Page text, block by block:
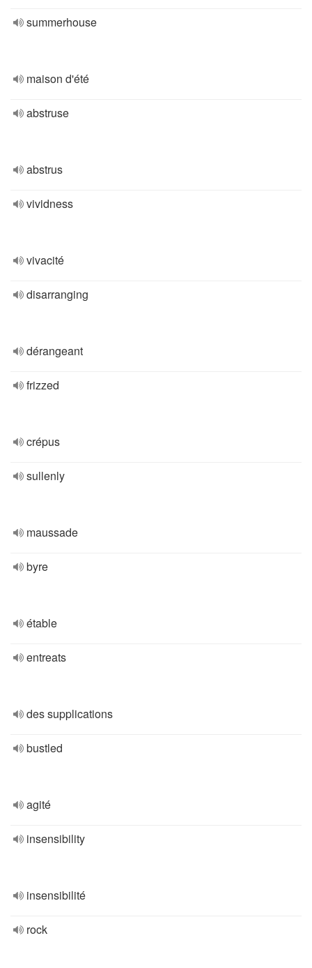
summerhouse
maison d'été
abstruse
abstrus
vividness
vivacité
disarranging
dérangeant
frizzed
crépus
sullenly
maussade
byre
étable
entreats
des supplications
bustled
agité
insensibility
insensibilité
rock